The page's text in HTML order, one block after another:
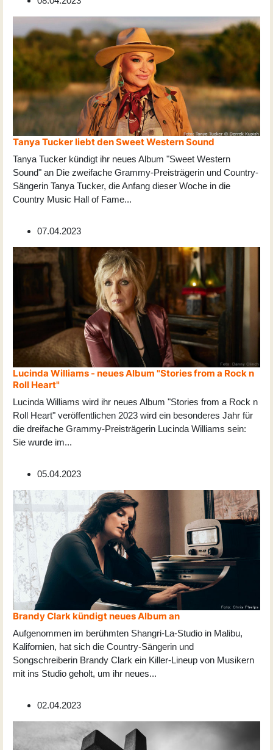
Tanya Tucker liebt den Sweet Western Sound
Tanya Tucker kündigt ihr neues Album "Sweet Western
Sound" an Die zweifache Grammy-Preisträgerin und Country-
Sängerin Tanya Tucker, die Anfang dieser Woche in die
Country Music Hall of Fame...
07.04.2023
Lucinda Williams - neues Album "Stories from a Rock n
Roll Heart"
Lucinda Williams wird ihr neues Album "Stories from a Rock n
Roll Heart" veröffentlichen 2023 wird ein besonderes Jahr für
die dreifache Grammy-Preisträgerin Lucinda Williams sein:
Sie wurde im...
05.04.2023
Brandy Clark kündigt neues Album an
Aufgenommen im berühmten Shangri-La-Studio in Malibu,
Kalifornien, hat sich die Country-Sängerin und
Songschreiberin Brandy Clark ein Killer-Lineup von Musikern
mit ins Studio geholt, um ihr neues...
02.04.2023